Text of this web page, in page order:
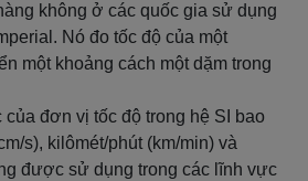
không ở các quốc gia sử dụng
Nó đo tốc độ của một
một khoảng cách một dặm trong
đơn vị tốc độ trong hệ SI bao
s), kilômét/phút (km/min) và
được sử dụng trong các lĩnh vực